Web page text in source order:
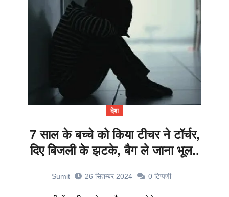
देश
7 साल के बच्चे को किया टीचर ने टॉर्चर,
दिए बिजली के झटके, बैग ले जाना भूल..
Sumit 26 सितम्बर 2024 0 टिप्पणी